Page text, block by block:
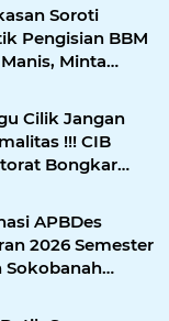
Soroti
Pengisian BBM
Minta
Cilik Jangan
!!! CIB
Bongkar
Hentikan
APBDes
2026 Semester
Sokobanah